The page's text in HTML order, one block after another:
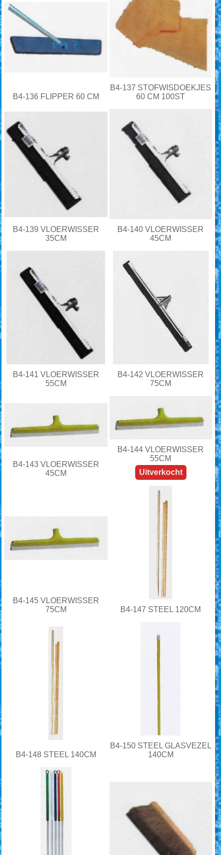
B4-136 FLIPPER 60 CM
B4-137 STOFWISDOEKJES
60 CM 100ST
B4-139 VLOERWISSER
35CM
B4-140 VLOERWISSER
45CM
B4-141 VLOERWISSER
55CM
B4-142 VLOERWISSER
75CM
B4-143 VLOERWISSER
45CM
B4-144 VLOERWISSER
55CM
Uitverkocht
B4-145 VLOERWISSER
75CM
B4-147 STEEL 120CM
B4-148 STEEL 140CM
B4-150 STEEL GLASVEZEL
140CM